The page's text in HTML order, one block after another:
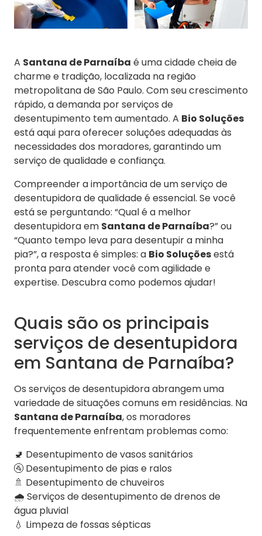
A Santana de Parnaíba é uma cidade cheia de
charme e tradição, localizada na região
metropolitana de São Paulo. Com seu crescimento
rápido, a demanda por serviços de
desentupimento tem aumentado. A Bio Soluções
está aqui para oferecer soluções adequadas às
necessidades dos moradores, garantindo um
serviço de qualidade e confiança.
Compreender a importância de um serviço de
desentupidora de qualidade é essencial. Se você
está se perguntando: “Qual é a melhor
desentupidora em Santana de Parnaíba?” ou
“Quanto tempo leva para desentupir a minha
pia?”, a resposta é simples: a Bio Soluçõesestá
pronta para atender você com agilidade e
expertise. Descubra como podemos ajudar!
Quais são os principais
serviços de desentupidora
em Santana de Parnaíba?
Os serviços de desentupidora abrangem uma
variedade de situações comuns em residências. Na
Santana de Parnaíba, os moradores
frequentemente enfrentam problemas como:
🚽 Desentupimento de vasos sanitários
🚰 Desentupimento de pias e ralos
🚿 Desentupimento de chuveiros
🌧 Serviços de desentupimento de drenos de
água pluvial
💧 Limpeza de fossas sépticas